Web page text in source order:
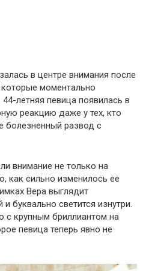
в центре внимания после
моментально
летняя певица появилась в
реакцию даже у тех, кто
болезненный развод с
внимание не только на
как сильно изменилось ее
Вера выглядит
буквально светится изнутри.
с крупным бриллиантом на
певица теперь явно не